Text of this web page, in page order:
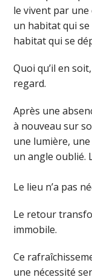
le vivent par
un habitat qui
habitat qui se
Quoi qu’il en
regard.
Après une
à nouveau sur
une lumière,
un angle oublié.
Le lieu n’a pas
Le retour
immobile.
Ce
une nécessité